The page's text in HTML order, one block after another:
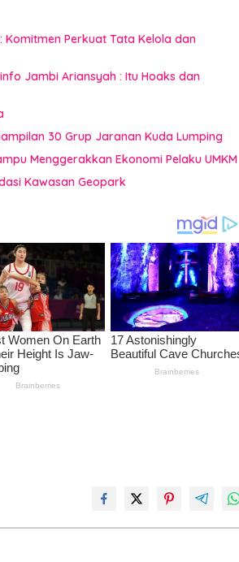
Komitmen Perkuat Tata Kelola dan
Jambi Ariansyah : Itu Hoaks dan
30 Grup Jaranan Kuda Lumping
Menggerakkan Ekonomi Pelaku UMKM
Kawasan Geopark